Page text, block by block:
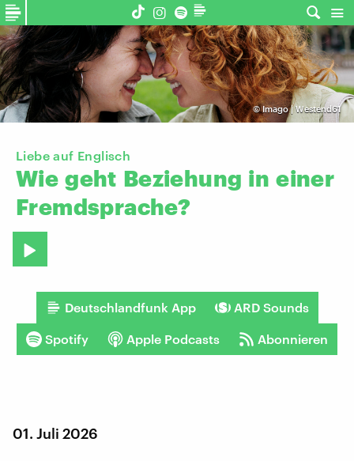
©Imago | Westend61
Liebe auf Englisch
Wie geht Beziehung in einer
Fremdsprache?
Deutschlandfunk App ARD Sounds
Spotify Apple Podcasts Abonnieren
01. Juli 2026